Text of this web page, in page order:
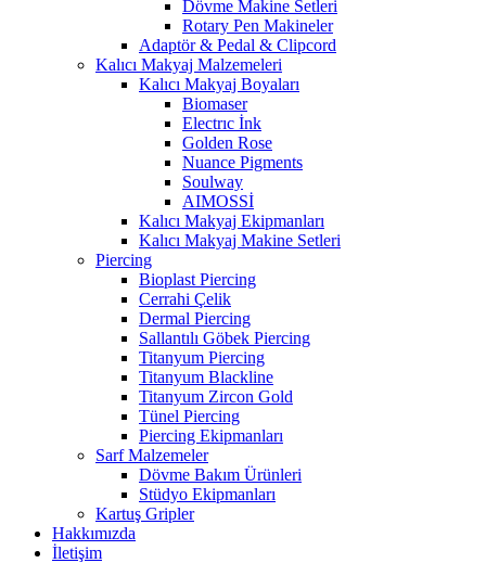
Dövme Makine Setleri
Rotary Pen Makineler
Adaptör & Pedal & Clipcord
Kalıcı Makyaj Malzemeleri
Kalıcı Makyaj Boyaları
Biomaser
Electrıc İnk
Golden Rose
Nuance Pigments
Soulway
AIMOSSİ
Kalıcı Makyaj Ekipmanları
Kalıcı Makyaj Makine Setleri
Piercing
Bioplast Piercing
Cerrahi Çelik
Dermal Piercing
Sallantılı Göbek Piercing
Titanyum Piercing
Titanyum Blackline
Titanyum Zircon Gold
Tünel Piercing
Piercing Ekipmanları
Sarf Malzemeler
Dövme Bakım Ürünleri
Stüdyo Ekipmanları
Kartuş Gripler
Hakkımızda
İletişim